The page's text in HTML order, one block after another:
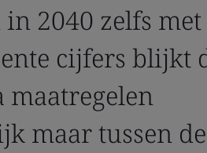
2040 zelfs met
cijfers blijkt
maatregelen
maar tussen